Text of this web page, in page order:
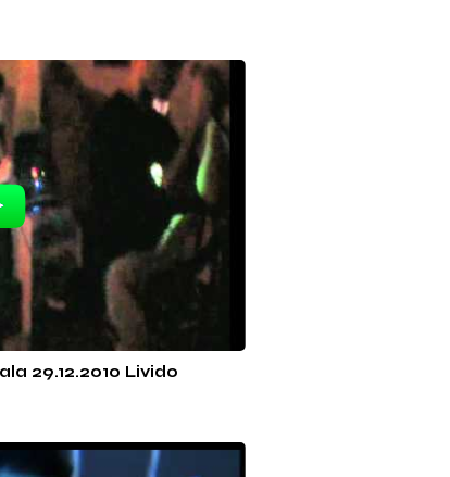
29.12.2010 Livido